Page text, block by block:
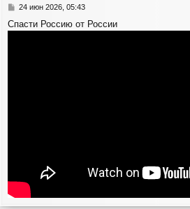
С
о
24 июн 2026, 05:43
Спасти Россию от России